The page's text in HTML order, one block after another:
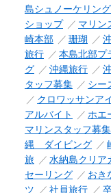
島シュノーケリング
ショップ
マリン
崎本部
珊瑚
旅行
本島北部
グ
沖縄旅行
タッフ募集
シー
クロワッサンア
アルバイト
ホエ
マリンスタッフ募集
縄 ダイビング
旅
水納島クリア
セーリング
おき
ツ
社員旅行